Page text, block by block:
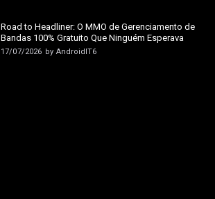
Road to Headliner: O MMO de Gerenciamento de
Bandas 100% Gratuito Que Ninguém Esperava
17/07/2026 by AndroidIT6